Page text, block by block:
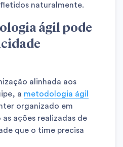
naturalmente.
ágil pode
alinhada aos
a metodologia ágil
organizado em
ações realizadas de
que o time precisa